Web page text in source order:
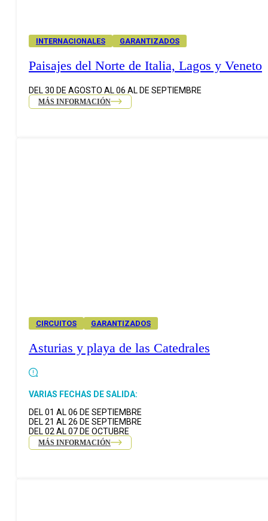
INTERNACIONALES GARANTIZADOS
Paisajes del Norte de Italia, Lagos y Veneto
DEL 30 DE AGOSTO AL 06 AL DE SEPTIEMBRE
MÁS INFORMACIÓN
CIRCUITOS GARANTIZADOS
Asturias y playa de las Catedrales
VARIAS FECHAS DE SALIDA:
DEL 01 AL 06 DE SEPTIEMBRE
DEL 21 AL 26 DE SEPTIEMBRE
DEL 02 AL 07 DE OCTUBRE
MÁS INFORMACIÓN